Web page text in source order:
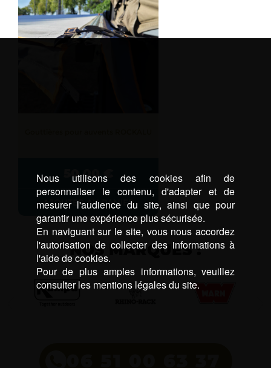
50,00€
AJOUTER AU PANIER
NOS MARQUES :
Nous utilisons des cookies afin de
personnaliser le contenu, d'adapter et de
mesurer l'audience du site, ainsi que pour
garantir une expérience plus sécurisée.
En naviguant sur le site, vous nous accordez
l'autorisation de collecter des informations à
l'aide de cookies.
Pour de plus amples informations, veuillez
consulter les mentions légales du site.